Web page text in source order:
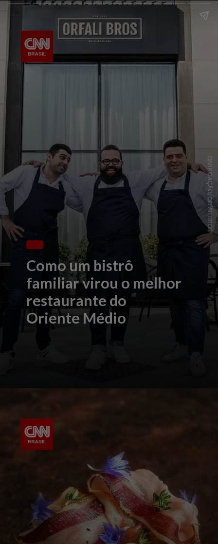
Como um bistrô
familiar virou o melhor
restaurante do
Oriente Médio
DIVULGAÇÃO/ORFALI BROS